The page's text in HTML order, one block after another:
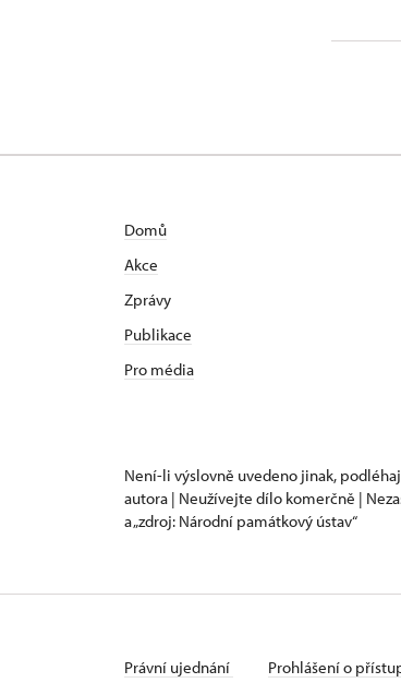
Domů
Akce
Zprávy
Publikace
Pro média
Není-li výslovně uvedeno jinak,
autora | Neužívejte dílo komerčně |
a „zdroj: Národní památkový ústav“
Právní ujednání Prohlášení o